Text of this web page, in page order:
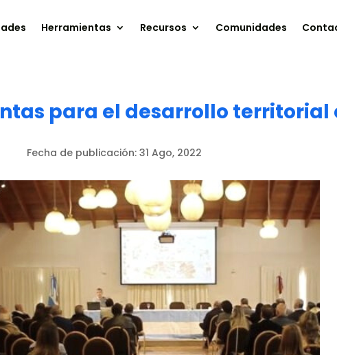
Herramientas Recursos Comunidades
para el desarrollo territorial
Fecha de publicación: 31 Ago, 2022